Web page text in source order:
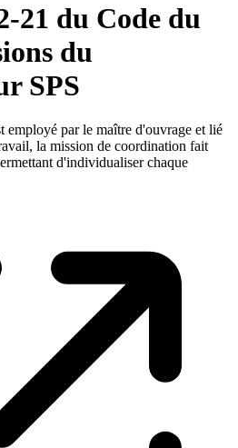
21 du Code du
du
SPS
employé par le maître d'ouvrage et lié
la mission de coordination fait
d'individualiser chaque